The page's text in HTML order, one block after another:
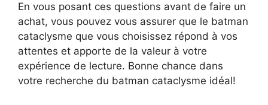
En vous posant ces questions avant de faire un
achat, vous pouvez vous assurer que le batman
cataclysme que vous choisissez répond à vos
attentes et apporte de la valeur à votre
expérience de lecture. Bonne chance dans
votre recherche du batman cataclysme idéal!